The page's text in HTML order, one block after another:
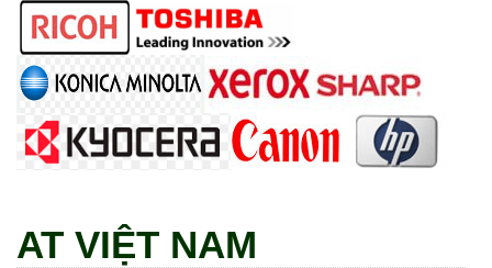
Mực ống Ricoh MP 3554 _MP 2554 | 2555 | 3054 |
3554 | 3055 | 3555 | 4054 | 5054 | 6054 | 4055 | 5055 |
6055 | IM 2500 | IM 3000 | IM 3500 | IM 4000 | IM
5000 | IM 6000_ MP3554_700G_BIASDO
Tham Khảo
Mực in HP LaserJet Enterprise M610dn | M611dn |
M611x | M612dn | M612x | MFP M634 | MFP M635 |
AT VIỆT NAM